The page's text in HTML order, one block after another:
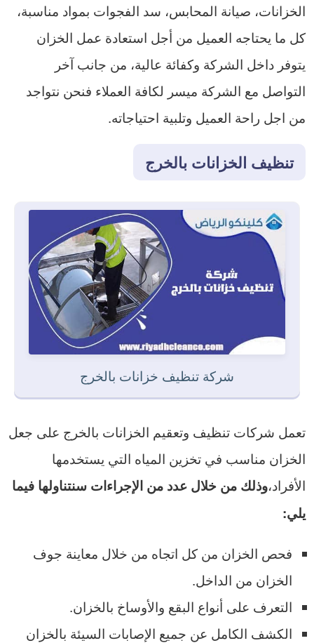
الخزانات، صيانة المحابس، سد الفجوات بمواد مناسبة،
كل ما يحتاجه العميل من أجل استعادة عمل الخزان
يتوفر داخل الشركة وكفائة عالية، من جانب آخر
التواصل مع الشركة ميسر لكافة العملاء فنحن نتواجد
من اجل راحة العميل وتلبية احتياجاته.
تنظيف الخزانات بالخرج
شركة تنظيف خزانات بالخرج
تعمل شركات تنظيف وتعقيم الخزانات بالخرج على جعل
الخزان مناسب في تخزين المياه التي يستخدمها
الأفراد،وذلك من خلال عدد من الإجراءات سنتناولها فيما
يلي:
فحص الخزان من كل اتجاه من خلال معاينة جوف
الخزان من الداخل.
التعرف على أنواع البقع والأوساخ بالخزان.
الكشف الكامل عن جميع الإصابات السيئة بالخزان